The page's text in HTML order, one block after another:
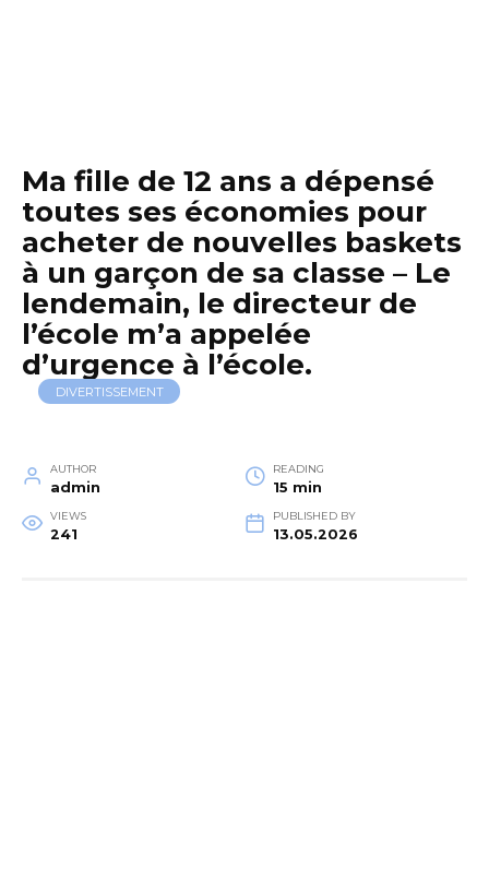
Ma fille de 12 ans a dépensé
toutes ses économies pour
acheter de nouvelles baskets
à un garçon de sa classe – Le
lendemain, le directeur de
l’école m’a appelée
d’urgence à l’école.
DIVERTISSEMENT
AUTHOR
admin
READING
15 min
VIEWS
241
PUBLISHED BY
13.05.2026